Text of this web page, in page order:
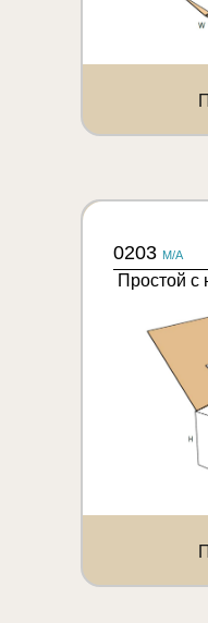
0203 M/A
Простой с